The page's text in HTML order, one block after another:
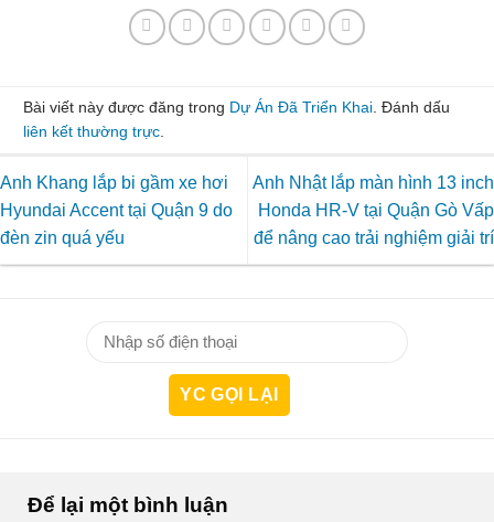
Bài viết này được đăng trong Dự Án Đã Triển Khai . Đánh dấu
liên kết thường trực
Anh Khang lắp bi gầm xe hơi
Hyundai Accent tại Quận 9 do
đèn zin quá yếu
Anh Nhật lắp màn hình 13 inch
Honda HR-V tại Quận Gò Vấp
để nâng cao trải nghiệm giải trí
Để lại một bình luận